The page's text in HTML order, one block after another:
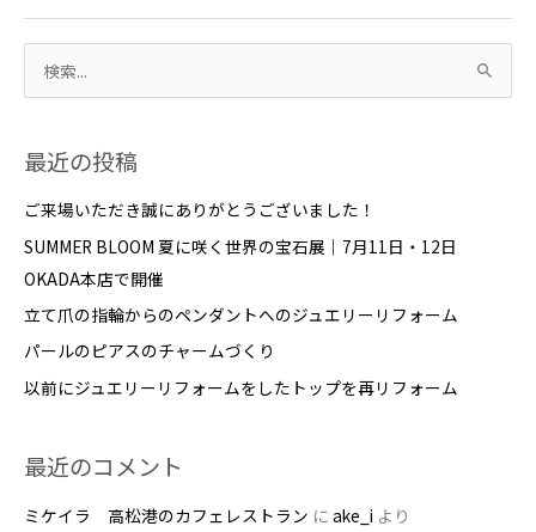
索
象
最近の投稿
ご来場いただき誠にありがとうございました！
SUMMER BLOOM 夏に咲く世界の宝石展｜7月11日・12日
OKADA本店で開催
立て爪の指輪からのペンダントへのジュエリーリフォーム
パールのピアスのチャームづくり
以前にジュエリーリフォームをしたトップを再リフォーム
最近のコメント
ミケイラ 高松港のカフェレストラン に ake_i より